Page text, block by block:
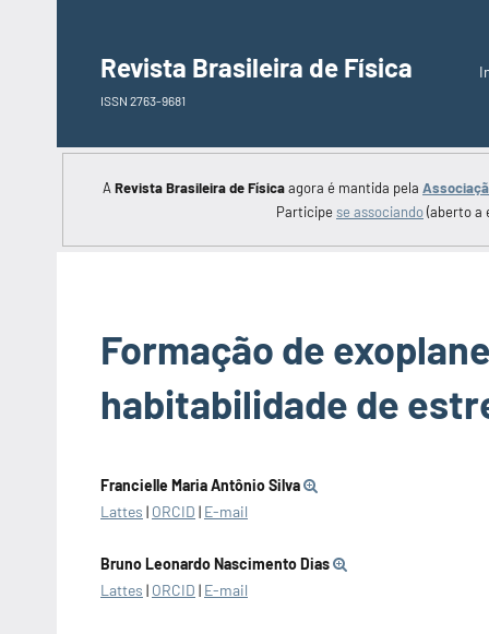
conteúdo
Revista Brasileira de Física
ISSN 2763-9681
A Revista Brasileira de Físicaagora é mantida pela
Participese associando(aberto a
Formação de
habitabilidade de
Francielle Maria Antônio Silva
Lattes | ORCID | E-mail
Bruno Leonardo Nascimento Dias
Lattes | ORCID | E-mail